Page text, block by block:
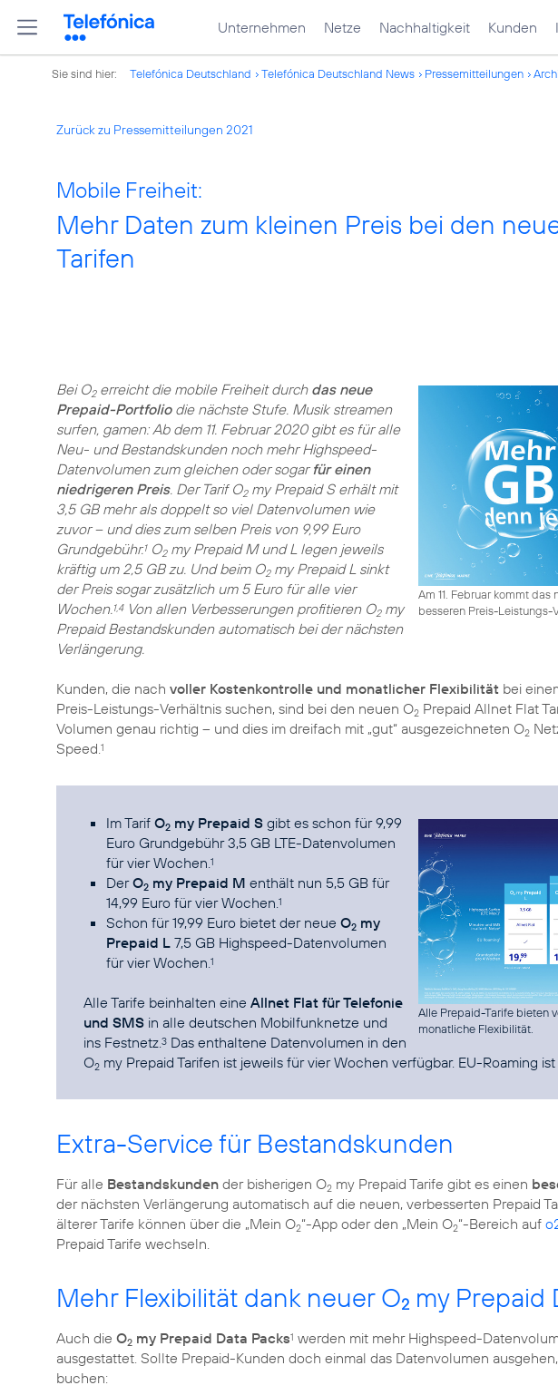
Unternehmen Netze Nachhaltigkeit Kunden
Sie sind hier: Telefónica Deutschland Telefónica Deutschland News Pressemitteilungen
Zurück zu Pressemitteilungen 2021
Mobile Freiheit:
Mehr Daten zum kleinen Preis bei den
Tarifen
Am 11. Februar kommt
besseren Preis-Leistungs-
Bei O2erreicht die mobile Freiheit durch das neue
Prepaid-Portfoliodie nächste Stufe. Musik streamen
surfen, gamen: Ab dem 11. Februar 2020 gibt es für alle
Neu- und Bestandskunden noch mehr Highspeed-
Datenvolumen zum gleichen oder sogarfür einen
niedrigeren Preis. Der Tarif O2my Prepaid S erhält mit
3,5 GB mehr als doppelt so viel Datenvolumen wie
zuvor – und dies zum selben Preis von 9,99 Euro
Grundgebühr.1O2my Prepaid M und L legen jeweils
kräftig um 2,5 GB zu. Und beim O2my Prepaid L sinkt
der Preis sogar zusätzlich um 5 Euro für alle vier
Wochen.1,4Von allen Verbesserungen profitieren O2my
Prepaid Bestandskunden automatisch bei der nächsten
Verlängerung.
Kunden, die nach voller Kostenkontrolle und monatlicher Flexibilität bei
Preis-Leistungs-Verhältnis suchen, sind bei den neuen O2 Prepaid Allnet Flat
Volumen genau richtig – und dies im dreifach mit „gut“ ausgezeichneten O2
Speed.1
Alle Prepaid-Tarife bieten
monatliche Flexibilität.
Im Tarif O2 my Prepaid S gibt es schon für 9,99
Euro Grundgebühr 3,5 GB LTE-Datenvolumen
für vier Wochen.1
DerO2 my Prepaid M enthält nun 5,5 GB für
14,99 Euro für vier Wochen.1
Schon für 19,99 Euro bietet der neue O2 my
Prepaid L 7,5 GB Highspeed-Datenvolumen
für vier Wochen.1
Alle Tarife beinhalten eine Allnet Flat für Telefonie
und SMS in alle deutschen Mobilfunknetze und
ins Festnetz.3 Das enthaltene Datenvolumen in den
O2 my Prepaid Tarifen ist jeweils für vier Wochen verfügbar. EU-Roaming
Extra-Service für Bestandskunden
Für alle Bestandskunden der bisherigen O2 my Prepaid Tarife gibt es einen
der nächsten Verlängerung automatisch auf die neuen, verbesserten Prepaid
älterer Tarife können über die „Mein O2“-App oder den „Mein O2“-Bereich auf
Prepaid Tarife wechseln.
Mehr Flexibilität dank neuer O2 my Prepaid
Auch die O2 my Prepaid Data Packs1 werden mit mehr Highspeed-
ausgestattet. Sollte Prepaid-Kunden doch einmal das Datenvolumen
buchen: